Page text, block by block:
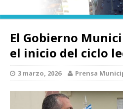
El Gobierno
el inicio del ciclo
3 marzo, 2026 Prensa